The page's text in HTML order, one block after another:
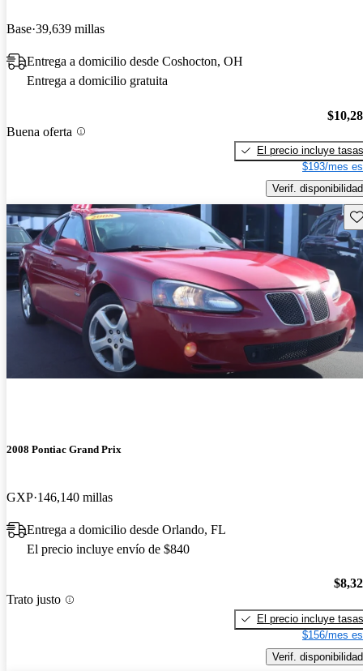
Base 39,639 millas
Entrega a domicilio desde Coshocton, OH
Entrega a domicilio gratuita
Buena oferta
El precio incluye tasas
$193/mes
Verif. disponibilidad
2008 Pontiac Grand Prix
GXP 146,140 millas
Entrega a domicilio desde Orlando, FL
El precio incluye envío de $840
Trato justo
El precio incluye tasas
$156/mes
Verif. disponibilidad